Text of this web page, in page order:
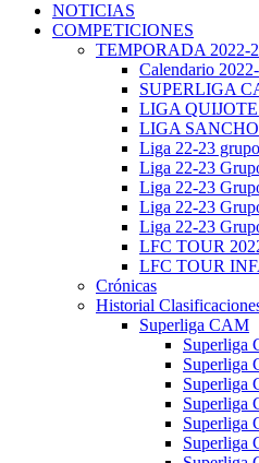
NOTICIAS
COMPETICIONES
TEMPORADA 2022-
Calendario
SUPERLIGA
LIGA QUIJOTE
LIGA
Liga 22-23
Liga 22-23
Liga 22-23
Liga 22-23
Liga 22-23
LFC TOUR
LFC TOUR
Crónicas
Historial
Superliga CAM
Superliga
Superliga
Superliga
Superliga
Superliga
Superliga